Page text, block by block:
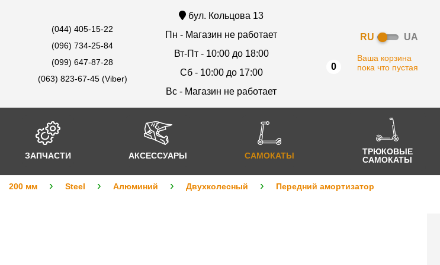
(044) 405-15-22
(096) 734-25-84
(099) 647-87-28
(063) 823-67-45 (Viber)
бул. Кольцова 13
Пн - Магазин не работает
Вт-Пт - 10:00 до 18:00
Сб - 10:00 до 17:00
Вс - Магазин не работает
RU UA
0
Ваша корзина
пока что пустая
ЗАПЧАСТИ АКСЕССУАРЫ САМОКАТЫ
ТРЮКОВЫЕ
САМОКАТЫ
200 мм Steel Алюминий Двухколесный
Передний амортизатор